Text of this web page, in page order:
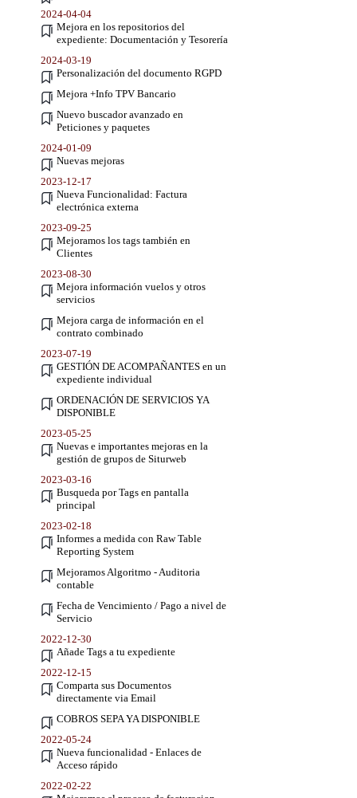
2024-04-04
Mejora en los repositorios del
expediente: Documentación y Tesorería
2024-03-19
Personalización del documento RGPD
Mejora +Info TPV Bancario
Nuevo buscador avanzado en
Peticiones y paquetes
2024-01-09
Nuevas mejoras
2023-12-17
Nueva Funcionalidad: Factura
electrónica externa
2023-09-25
Mejoramos los tags también en
Clientes
2023-08-30
Mejora información vuelos y otros
servicios
Mejora carga de información en el
contrato combinado
2023-07-19
GESTIÓN DE ACOMPAÑANTES en un
expediente individual
ORDENACIÓN DE SERVICIOS YA
DISPONIBLE
2023-05-25
Nuevas e importantes mejoras en la
gestión de grupos de Siturweb
2023-03-16
Busqueda por Tags en pantalla
principal
2023-02-18
Informes a medida con Raw Table
Reporting System
Mejoramos Algoritmo - Auditoria
contable
Fecha de Vencimiento / Pago a nivel de
Servicio
2022-12-30
Añade Tags a tu expediente
2022-12-15
Comparta sus Documentos
directamente via Email
COBROS SEPA YA DISPONIBLE
2022-05-24
Nueva funcionalidad - Enlaces de
Acceso rápido
2022-02-22